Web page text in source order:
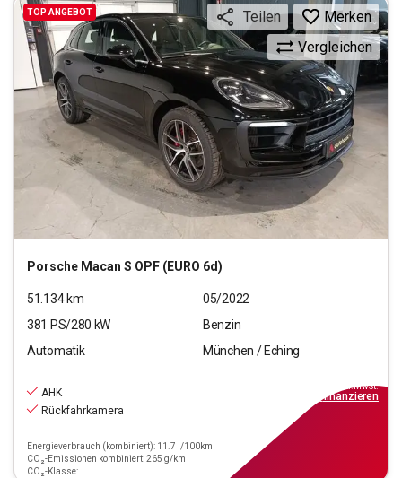
TOP ANGEBOT
Porsche Macan S OPF (EURO 6d)
Vergleichen
Teilen Merken
51.134km
05/2022
381 PS/280 kW
Benzin
Automatik
München / Eching
AHK
Rückfahrkamera
Energieverbrauch (kombiniert): 11.7 l/100km
CO₂-Emissionen kombiniert: 265 g/km
CO₂-Klasse:
inkl.MwSt.
finanzieren